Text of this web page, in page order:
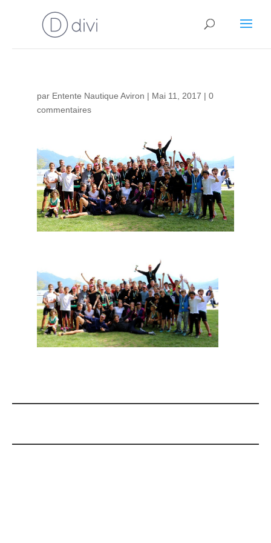
par Entente Nautique Aviron | Mai 11, 2017 | 0
commentaires